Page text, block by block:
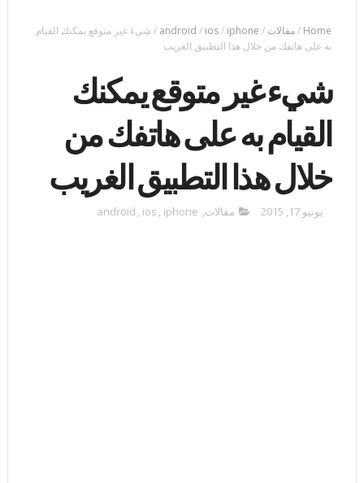
Home
/مقالات /
android / ios/ iphone
/ شيء غير متوقع يمكنك القيام
به على هاتفك من خلال هذا التطبيق الغريب
شيء غير متوقع يمكنك
القيام به على هاتفك من
خلال هذا التطبيق الغريب
يونيو 17, 2015 مقالات,
android , ios , iphone